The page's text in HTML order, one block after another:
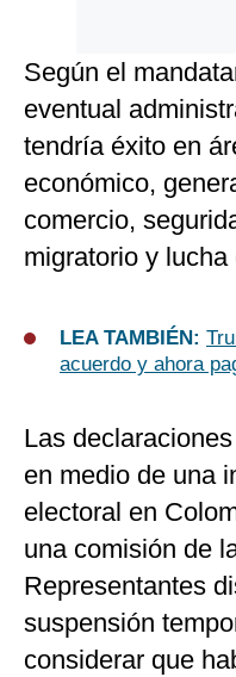
Según el
eventual
tendría éxito en
económico,
comercio,
migratorio y
LEA TAMBIÉN:
acuerdo y ahora
Las
en medio de una
electoral en
una comisión de
Representantes
suspensión
considerar que